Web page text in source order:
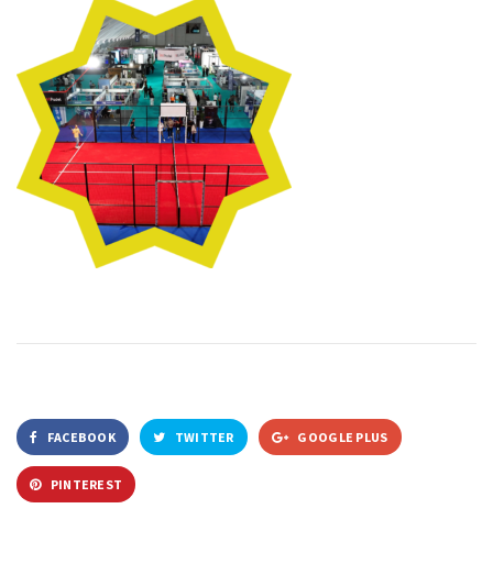
FACEBOOK TWITTER GOOGLE PLUS
PINTEREST